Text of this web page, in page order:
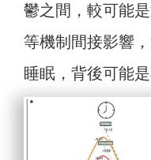
鬱之間，較可能
等機制間接影響
睡眠，背後可能